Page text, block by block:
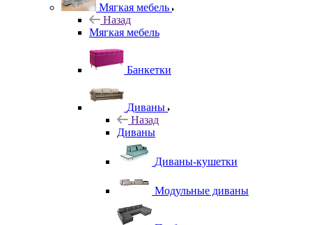
Мягкая мебель
Назад
Мягкая мебель
Банкетки
Диваны
Назад
Диваны
Диваны-кушетки
Модульные диваны